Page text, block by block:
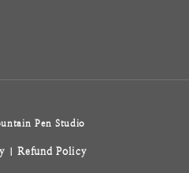
Pen Studio
|Refund Policy